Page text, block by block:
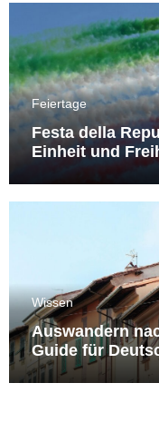
Feiertage
Festa della
Einheit und
Wissen
Auswandern
Guide für